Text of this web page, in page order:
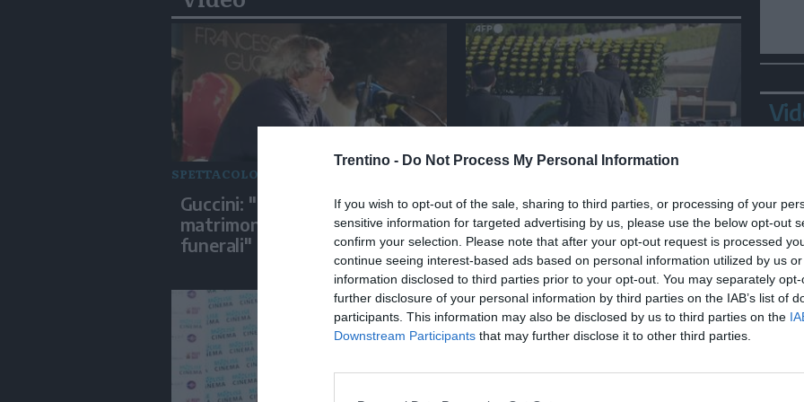
Trentino - Do Not Process My Personal Information
If you wish to opt-out of the sale, sharing to third parties, or processing of your
sensitive information for targeted advertising by us, please use the below opt-out
confirm your selection. Please note that after your opt-out request is processed
continue seeing interest-based ads based on personal information utilized by us
information disclosed to third parties prior to your opt-out. You may separately
further disclosure of your personal information by third parties on the IAB’s list of
participants. This information may also be disclosed by us to third parties on the
Downstream Participants that may further disclose it to other third parties.
SPETTACOLO
Guccini: "C'è un tempo per i
matrimoni e un tempo per i
funerali"
della bomba atomica, 81 anni
dopo